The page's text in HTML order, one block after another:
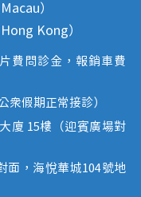
）
Kong）
費問診金，報銷車費
眾假期正常接診）
廈 15樓（迎賓廣場對
面，海悅華城104號地